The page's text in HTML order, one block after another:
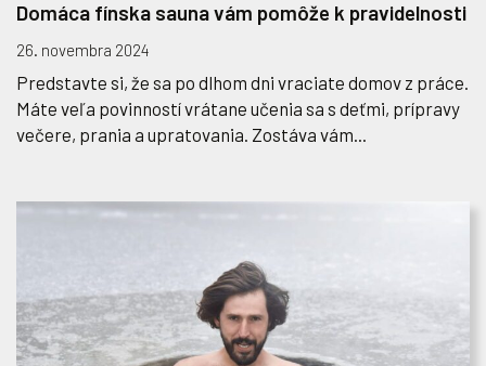
Domáca fínska sauna vám pomôže k pravidelnosti
26. novembra 2024
Predstavte si, že sa po dlhom dni vraciate domov z práce.
Máte veľa povinností vrátane učenia sa s deťmi, prípravy
večere, prania a upratovania. Zostáva vám...